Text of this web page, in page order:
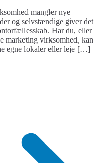
mangler nye
og selvstændige giver det
Har du, eller
marketing virksomhed, kan
egne lokaler eller leje […]